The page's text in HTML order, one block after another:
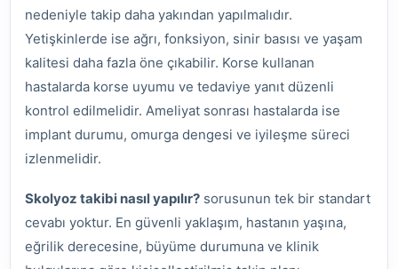
nedeniyle takip daha yakından yapılmalıdır.
Yetişkinlerde ise ağrı, fonksiyon, sinir basısı ve yaşam
kalitesi daha fazla öne çıkabilir. Korse kullanan
hastalarda korse uyumu ve tedaviye yanıt düzenli
kontrol edilmelidir. Ameliyat sonrası hastalarda ise
implant durumu, omurga dengesi ve iyileşme süreci
izlenmelidir.
Skolyoz takibi nasıl yapılır? sorusunun tek bir standart
cevabı yoktur. En güvenli yaklaşım, hastanın yaşına,
eğrilik derecesine, büyüme durumuna ve klinik